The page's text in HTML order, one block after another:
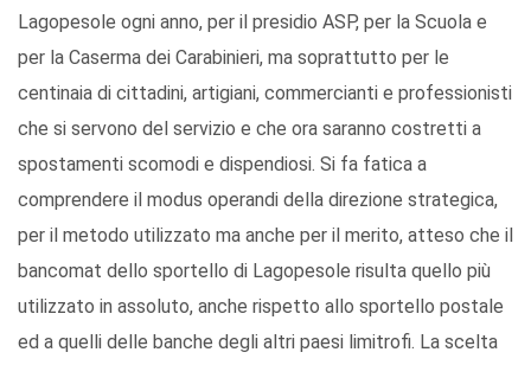
Lagopesole ogni anno, per il presidio ASP, per la Scuola e
per la Caserma dei Carabinieri, ma soprattutto per le
centinaia di cittadini, artigiani, commercianti e professionisti
che si servono del servizio e che ora saranno costretti a
spostamenti scomodi e dispendiosi. Si fa fatica a
comprendere il modus operandi della direzione strategica,
per il metodo utilizzato ma anche per il merito, atteso che il
bancomat dello sportello di Lagopesole risulta quello più
utilizzato in assoluto, anche rispetto allo sportello postale
ed a quelli delle banche degli altri paesi limitrofi. La scelta